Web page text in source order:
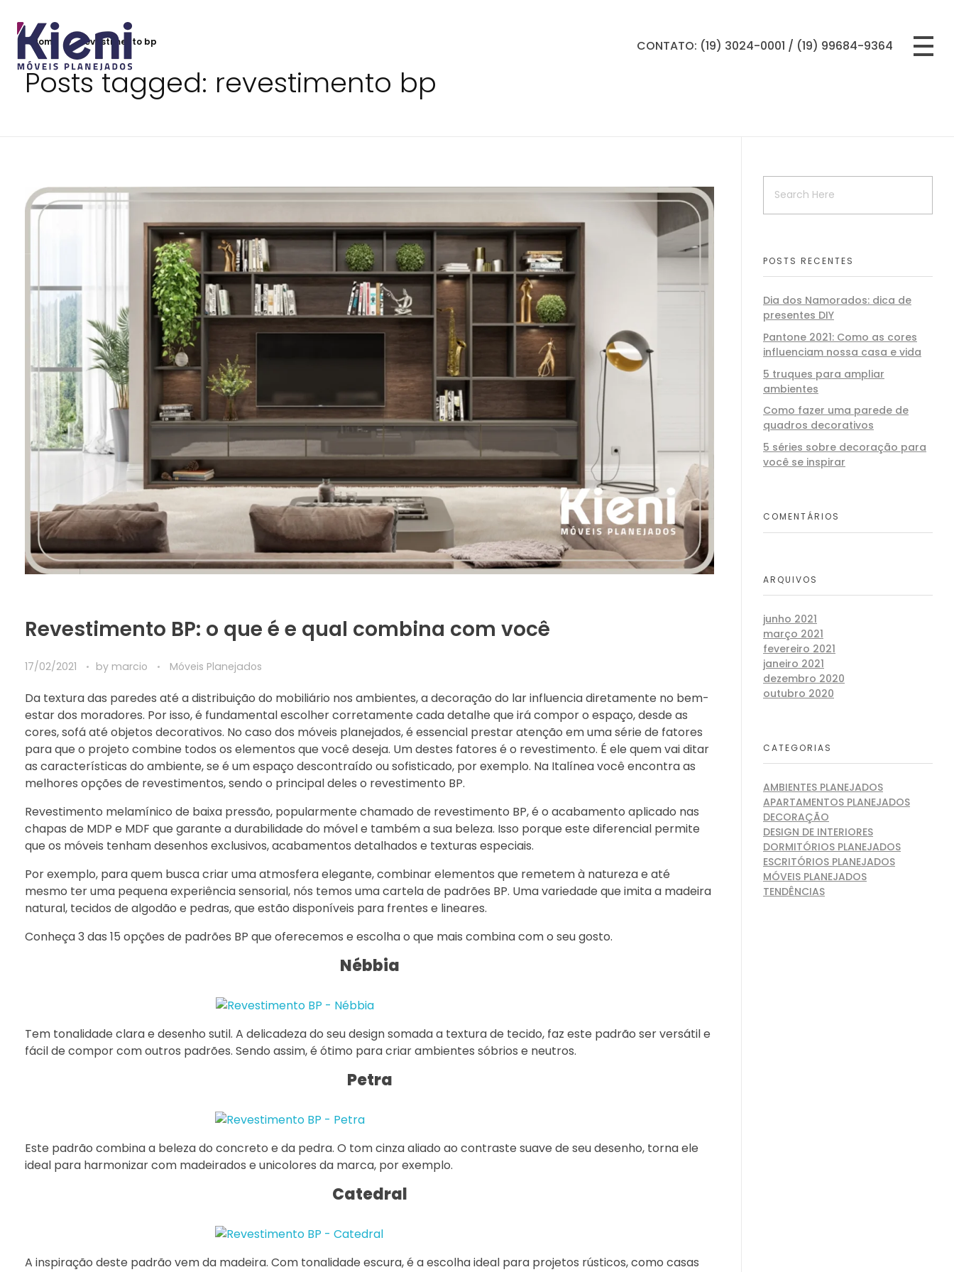
CONTATO: (19) 3024-0001 / (19) 99684-9364
Home revestimento bp
Posts tagged: revestimento bp
Revestimento BP: o que é e qual combina com você
17/02/2021 by marcio Móveis Planejados
Da textura das paredes até a distribuição do mobiliário nos ambientes, a decoração do lar influencia diretamente no bem-
estar dos moradores. Por isso, é fundamental escolher corretamente cada detalhe que irá compor o espaço, desde as
cores, sofá até objetos decorativos. No caso dos móveis planejados, é essencial prestar atenção em uma série de fatores
para que o projeto combine todos os elementos que você deseja. Um destes fatores é o revestimento. É ele quem vai ditar
as características do ambiente, se é um espaço descontraído ou sofisticado, por exemplo. Na Italínea você encontra as
melhores opções de revestimentos, sendo o principal deles o revestimento BP.
Revestimento melamínico de baixa pressão, popularmente chamado de revestimento BP, é o acabamento aplicado nas
chapas de MDP e MDF que garante a durabilidade do móvel e também a sua beleza. Isso porque este diferencial permite
que os móveis tenham desenhos exclusivos, acabamentos detalhados e texturas especiais.
Por exemplo, para quem busca criar uma atmosfera elegante, combinar elementos que remetem à natureza e até
mesmo ter uma pequena experiência sensorial, nós temos uma cartela de padrões BP. Uma variedade que imita a madeira
natural, tecidos de algodão e pedras, que estão disponíveis para frentes e lineares.
Conheça 3 das 15 opções de padrões BP que oferecemos e escolha o que mais combina com o seu gosto.
Nébbia
Tem tonalidade clara e desenho sutil. A delicadeza do seu design somada a textura de tecido, faz este padrão ser versátil e
fácil de compor com outros padrões. Sendo assim, é ótimo para criar ambientes sóbrios e neutros.
Petra
Este padrão combina a beleza do concreto e da pedra. O tom cinza aliado ao contraste suave de seu desenho, torna ele
ideal para harmonizar com madeirados e unicolores da marca, por exemplo.
Catedral
A inspiração deste padrão vem da madeira. Com tonalidade escura, é a escolha ideal para projetos rústicos, como casas
POSTS RECENTES
Dia dos Namorados: dica de
presentes DIY
Pantone 2021: Como as cores
influenciam nossa casa e vida
5 truques para ampliar
ambientes
Como fazer uma parede de
quadros decorativos
5 séries sobre decoração para
você se inspirar
COMENTÁRIOS
ARQUIVOS
junho 2021
março 2021
fevereiro 2021
janeiro 2021
dezembro 2020
outubro 2020
CATEGORIAS
AMBIENTES PLANEJADOS
APARTAMENTOS PLANEJADOS
DECORAÇÃO
DESIGN DE INTERIORES
DORMITÓRIOS PLANEJADOS
ESCRITÓRIOS PLANEJADOS
MÓVEIS PLANEJADOS
TENDÊNCIAS